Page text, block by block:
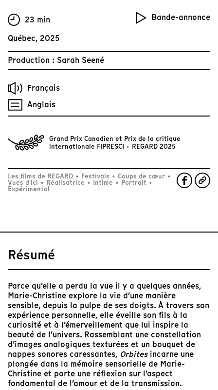
Bande-annonce
23 min
Québec, 2025
Production : Sarah Seené
Français
Anglais
Grand Prix Canadien et Prix de la critique
internationale FIPRESCI · REGARD 2025
Les films de REGARD • Festivals • Coups de cœur •
Vues d'ici • Réalisatrice • Intime • Portrait •
Expérimental
Résumé
Parce qu’elle a perdu la vue il y a quelques années,
Marie-Christine explore la vie d’une manière
sensible, depuis la pulpe de ses doigts. À travers son
expérience personnelle, elle éveille son fils à la
curiosité et à l’émerveillement que lui inspire la
beauté de l’univers. Rassemblant une constellation
d’images analogiques texturées et un bouquet de
nappes sonores caressantes, Orbitesincarne une
plongée dans la mémoire sensorielle de Marie-
Christine et porte une réflexion sur l’aspect
fondamental de l’amour et de la transmission.